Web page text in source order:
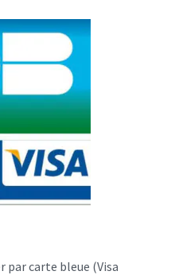
par carte bleue (Visa